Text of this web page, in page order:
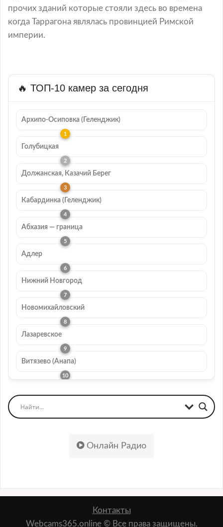
прочих зданий которые стояли здесь во времена
когда Таррагона являлась провинцией Римской
империи.
🔥 ТОП-10 камер за сегодня
Архипо-Осиповка (Геленджик)
Голубицкая
Должанская, Казачий Берег
Кабардинка (Геленджик)
Абхазия — граница
Адлер
Нижний Новгород
Новомихайловский
Лазаревское
Витязево (Анапа)
Онлайн Радио
Контакты
Webcams365.online © Все права защищены.